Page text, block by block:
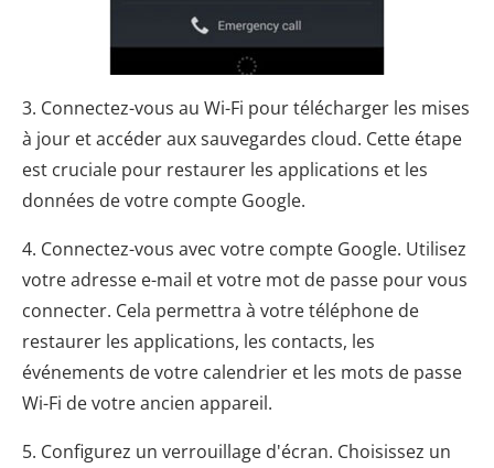
3. Connectez-vous au Wi-Fi pour télécharger les mises
à jour et accéder aux sauvegardes cloud. Cette étape
est cruciale pour restaurer les applications et les
données de votre compte Google.
4. Connectez-vous avec votre compte Google. Utilisez
votre adresse e-mail et votre mot de passe pour vous
connecter. Cela permettra à votre téléphone de
restaurer les applications, les contacts, les
événements de votre calendrier et les mots de passe
Wi-Fi de votre ancien appareil.
5. Configurez un verrouillage d'écran. Choisissez un